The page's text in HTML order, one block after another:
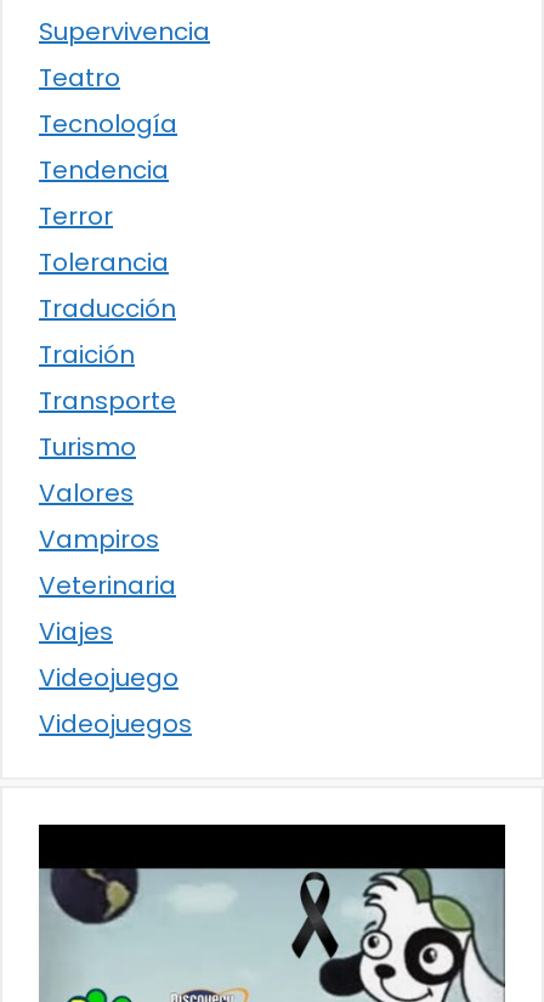
Supervivencia
Teatro
Tecnología
Tendencia
Terror
Tolerancia
Traducción
Traición
Transporte
Turismo
Valores
Vampiros
Veterinaria
Viajes
Videojuego
Videojuegos